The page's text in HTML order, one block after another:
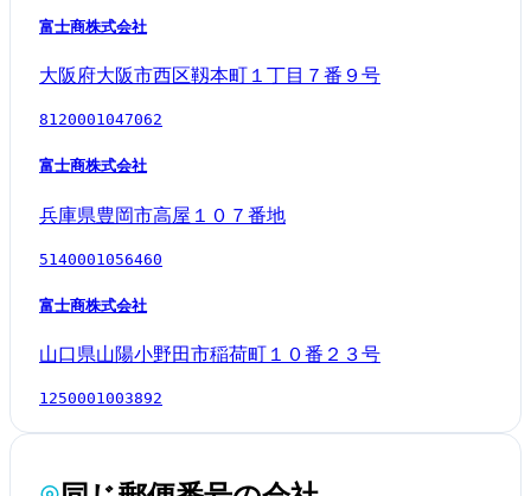
富士商株式会社
大阪府大阪市西区靱本町１丁目７番９号
8120001047062
富士商株式会社
兵庫県豊岡市高屋１０７番地
5140001056460
富士商株式会社
山口県山陽小野田市稲荷町１０番２３号
1250001003892